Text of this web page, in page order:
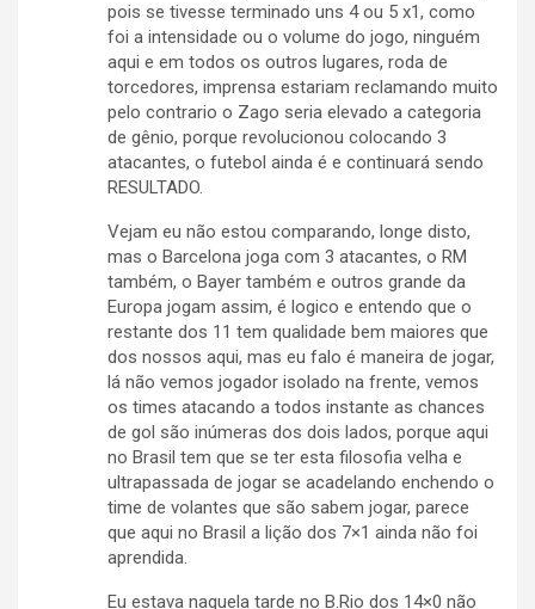
pois se tivesse terminado uns 4 ou 5 x1, como
foi a intensidade ou o volume do jogo, ninguém
aqui e em todos os outros lugares, roda de
torcedores, imprensa estariam reclamando muito
pelo contrario o Zago seria elevado a categoria
de gênio, porque revolucionou colocando 3
atacantes, o futebol ainda é e continuará sendo
RESULTADO.
Vejam eu não estou comparando, longe disto,
mas o Barcelona joga com 3 atacantes, o RM
também, o Bayer também e outros grande da
Europa jogam assim, é logico e entendo que o
restante dos 11 tem qualidade bem maiores que
dos nossos aqui, mas eu falo é maneira de jogar,
lá não vemos jogador isolado na frente, vemos
os times atacando a todos instante as chances
de gol são inúmeras dos dois lados, porque aqui
no Brasil tem que se ter esta filosofia velha e
ultrapassada de jogar se acadelando enchendo o
time de volantes que são sabem jogar, parece
que aqui no Brasil a lição dos 7×1 ainda não foi
aprendida.
Eu estava naquela tarde no B.Rio dos 14×0 não